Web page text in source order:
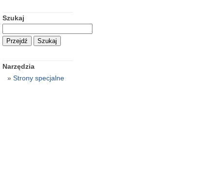
Szukaj
Narzędzia
Strony specjalne